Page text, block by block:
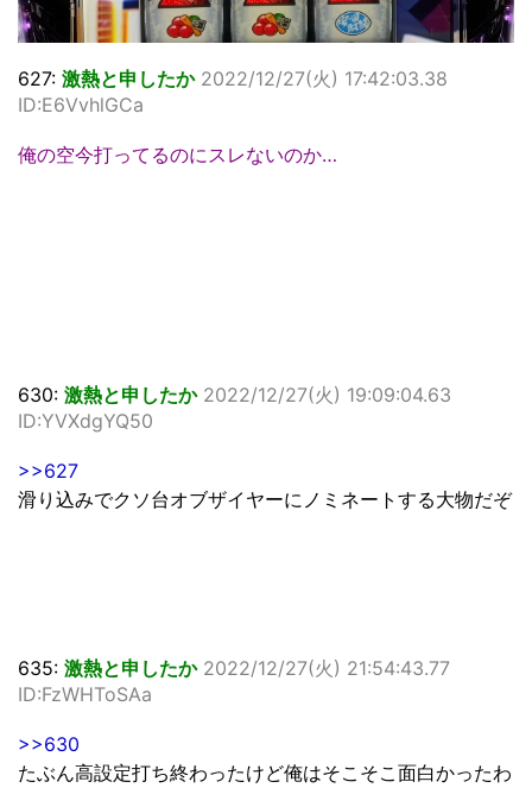
627: 激熱と申したか 2022/12/27(火) 17:42:03.38
ID:E6VvhlGCa
俺の空今打ってるのにスレないのか…
630: 激熱と申したか 2022/12/27(火) 19:09:04.63
ID:YVXdgYQ50
>>627
滑り込みでクソ台オブザイヤーにノミネートする大物だぞ
635: 激熱と申したか 2022/12/27(火) 21:54:43.77
ID:FzWHToSAa
>>630
たぶん高設定打ち終わったけど俺はそこそこ面白かったわ